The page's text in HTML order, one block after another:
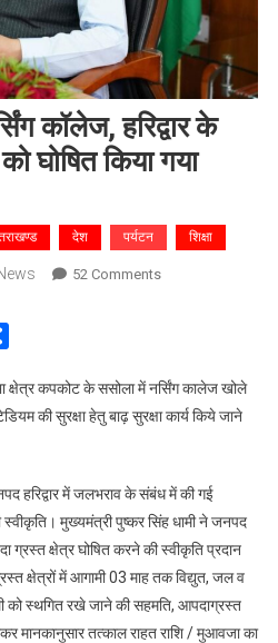
कॉलेज, हरिद्वार के
घोषित किया गया
देश पर्यटन शिक्षा
52 CommentsOn
हरिद्वार
वाले
क्षेत्रों
को
घोषित
किया
गया
क्षेत्र कपकोट के ससोला में नर्सिंग कालेज खोले
की सुरक्षा हेतु बाढ़ सुरक्षा कार्य किये जाने
हरिद्वार में जलभराव के संबंध में की गई
मुख्यमंत्री पुष्कर सिंह धामी ने जनपद
ग्रस्त क्षेत्र घोषित करने की स्वीकृति प्रदान
क्षेत्रों में आगामी 03 माह तक विद्युत, जल व
को स्थगित रखे जाने की सहमति, आपदाग्रस्त
मानकानुसार तत्काल राहत राशि / मुआवजा का